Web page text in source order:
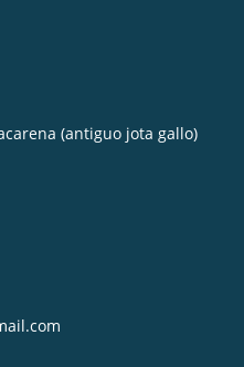
(antiguo jota gallo)